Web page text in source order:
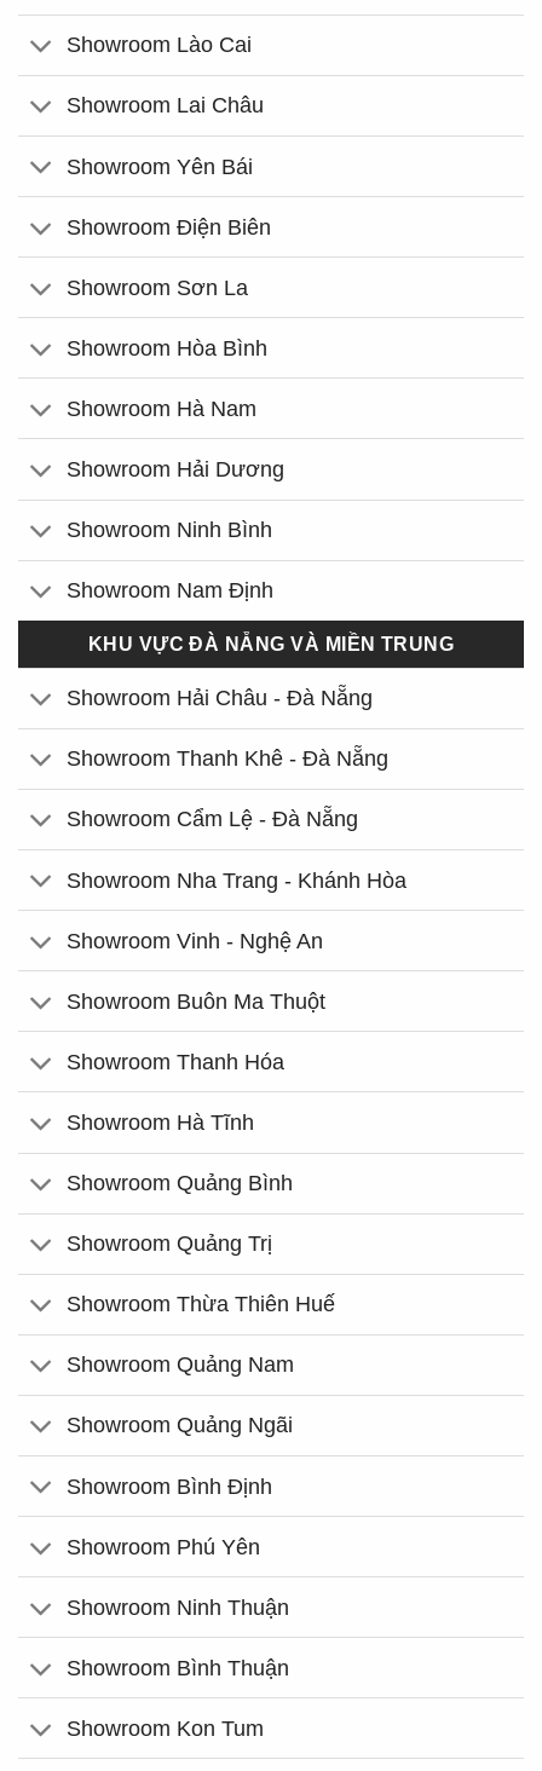
Showroom Lào Cai
Showroom Lai Châu
Showroom Yên Bái
Showroom Điện Biên
Showroom Sơn La
Showroom Hòa Bình
Showroom Hà Nam
Showroom Hải Dương
Showroom Ninh Bình
Showroom Nam Định
KHU VỰC ĐÀ NẴNG VÀ MIỀN TRUNG
Showroom Hải Châu - Đà Nẵng
Showroom Thanh Khê - Đà Nẵng
Showroom Cẩm Lệ - Đà Nẵng
Showroom Nha Trang - Khánh Hòa
Showroom Vinh - Nghệ An
Showroom Buôn Ma Thuột
Showroom Thanh Hóa
Showroom Hà Tĩnh
Showroom Quảng Bình
Showroom Quảng Trị
Showroom Thừa Thiên Huế
Showroom Quảng Nam
Showroom Quảng Ngãi
Showroom Bình Định
Showroom Phú Yên
Showroom Ninh Thuận
Showroom Bình Thuận
Showroom Kon Tum